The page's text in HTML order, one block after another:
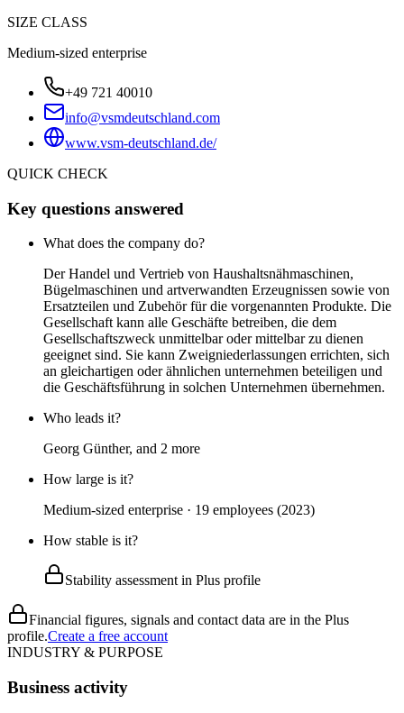
SIZE CLASS
Medium-sized enterprise
+49 721 40010
info@vsmdeutschland.com
www.vsm-deutschland.de/
QUICK CHECK
Key questions answered
What does the company do?
Der Handel und Vertrieb von Haushaltsnähmaschinen,
Bügelmaschinen und artverwandten Erzeugnissen sowie von
Ersatzteilen und Zubehör für die vorgenannten Produkte. Die
Gesellschaft kann alle Geschäfte betreiben, die dem
Gesellschaftszweck unmittelbar oder mittelbar zu dienen
geeignet sind. Sie kann Zweigniederlassungen errichten, sich
an gleichartigen oder ähnlichen unternehmen beteiligen und
die Geschäftsführung in solchen Unternehmen übernehmen.
Who leads it?
Georg Günther, and 2 more
How large is it?
Medium-sized enterprise · 19 employees (2023)
How stable is it?
Stability assessment in Plus profile
Financial figures, signals and contact data are in the Plus
profile.Create a free account
INDUSTRY & PURPOSE
Business activity